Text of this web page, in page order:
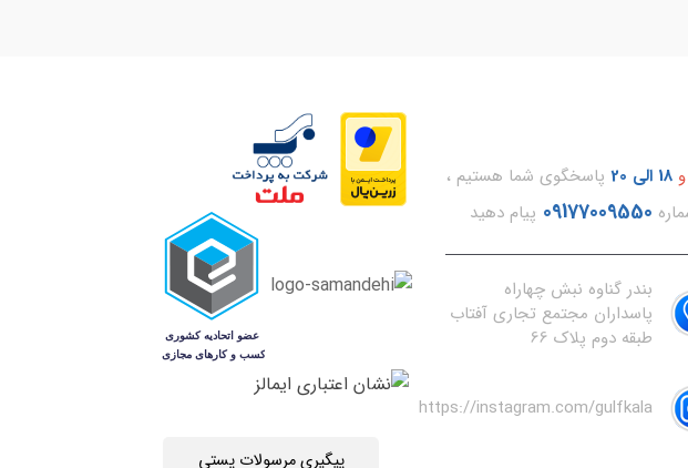
و 18 الی 20
پاسخگوی شما هستیم ،
09177009550 پیام دهید
بندر گناوه نبش چهاراه
پاسداران مجتمع تجاری آفتاب
طبقه دوم پلاک 66
https://instagram.com/gulfkala
پیگیری مرسولات پستی